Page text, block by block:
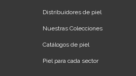
Distribuidores de piel
Nuestras Colecciones
Catálogos de piel
Piel para cada sector